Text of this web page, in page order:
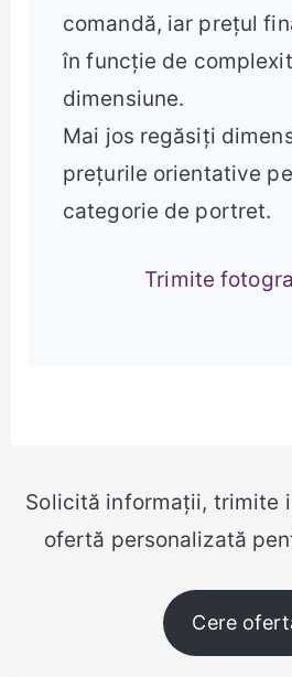
comandă, iar prețul
în funcție de
dimensiune.
Mai jos regăsiți
prețurile orientative
categorie de portret.
Trimite
Solicită informații, trimite
ofertă personalizată
Cere